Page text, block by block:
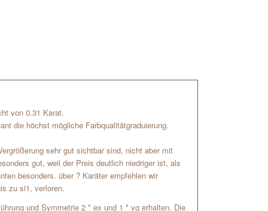
von 0.31 Karat.
die höchst mögliche Farbqualitätgraduierung.
sehr gut sichtbar sind, nicht aber mit
gut, weil der Preis deutlich niedriger ist, als
besonders. über ? Karäter empfehlen wir
zu si1, verloren.
und Symmetrie 2 * ex und 1 * vg erhalten. Die